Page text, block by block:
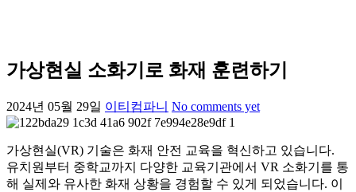
가상현실 소화기로 화재 훈련하기
2024년 05월 29일 이티컴파니 No comments yet
가상현실(VR) 기술은 화재 안전 교육을 혁신하고 있습니다.
유치원부터 중학교까지 다양한 교육기관에서 VR 소화기를 통
해 실제와 유사한 화재 상황을 경험할 수 있게 되었습니다. 이